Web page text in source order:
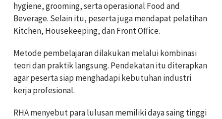
hygiene, grooming, serta operasional Food and
Beverage. Selain itu, peserta juga mendapat pelatihan
Kitchen, Housekeeping, dan Front Office.
Metode pembelajaran dilakukan melalui kombinasi
teori dan praktik langsung. Pendekatan itu diterapkan
agar peserta siap menghadapi kebutuhan industri
kerja profesional.
RHA menyebut para lulusan memiliki daya saing tinggi